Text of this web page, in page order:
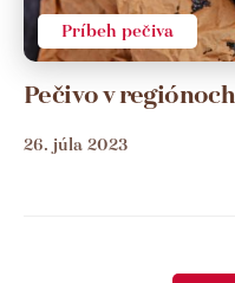
Príbeh pečiva
Pečivo v
26. júla 2023